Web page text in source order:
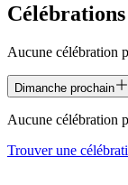
Aucune célébration
Dimanche prochain
Aucune célébration
Trouver une